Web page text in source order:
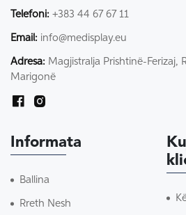
Telefoni: +383 44 67 67 11
Email: info@medisplay.eu
Adresa: Magjistralja Prishtinë-Ferizaj,
Marigonë
Informata
Ballina
Rreth Nesh